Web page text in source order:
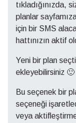
tıkladığınızda,
planlar
için bir SMS
hattınızın aktif
Yeni bir plan
ekleyebilirsiniz 🙂
Bu seçenek bir
seçeneği
veya